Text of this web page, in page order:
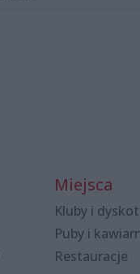
Miejsca
Kluby i
Puby i
Restauracje